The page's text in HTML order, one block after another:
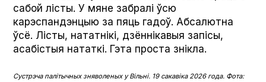
сабой лісты. У мяне забралі ўсю
карэспандэнцыю за пяць гадоў. Абсалютна
ўсё. Лісты, нататнікі, дзённікавыя запісы,
асабістыя нататкі. Гэта проста знікла.
Сустрэча палітычных зняволеных у Вільні. 19 сакавіка 2026 года. Фота: